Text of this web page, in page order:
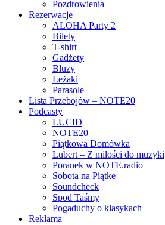
Pozdrowienia
Rezerwacje
ALOHA Party 2
Bilety
T-shirt
Gadżety
Bluzy
Leżaki
Parasole
Lista Przebojów – NOTE20
Podcasty
LUCID
NOTE20
Piątkowa Domówka
Lubert – Z miłości do muzyki
Poranek w NOTE.radio
Sobota na Piątke
Soundcheck
Spod Taśmy
Pogaduchy o klasykach
Reklama